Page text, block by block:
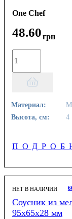
One Chef
48.60грн
Материал:
Высота, см:
4
НЕТ В НАЛИЧИИ
Соусник из
95х65х28 мм